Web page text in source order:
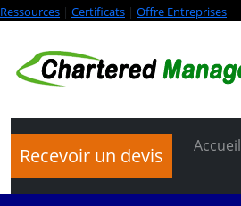
Ressources | Certificats | Offre Entreprises
Recevoir un devis Accueil